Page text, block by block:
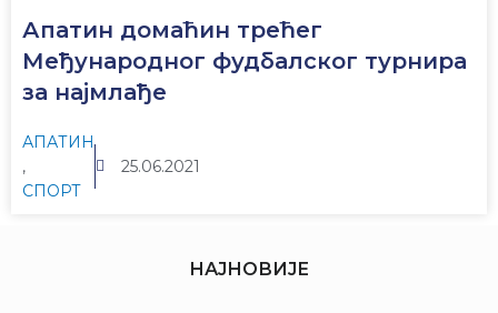
Апатин домаћин трећег
Међународног фудбалског турнира
за најмлађе
АПАТИН
,
СПОРТ
25.06.2021
НАЈНОВИЈЕ